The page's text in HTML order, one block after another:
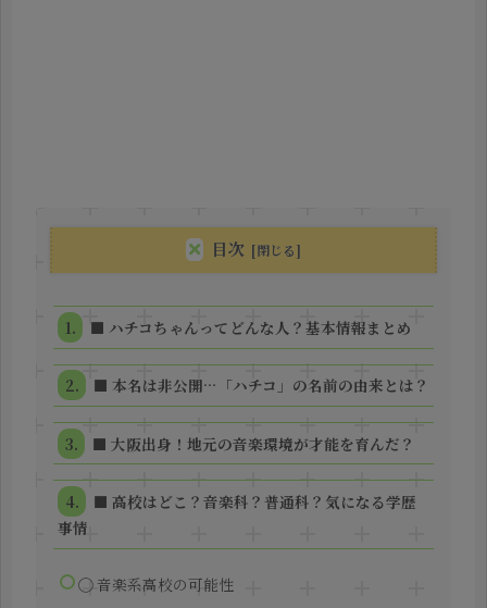
目次
■ ハチコちゃんってどんな人？基本情報まとめ
■ 本名は非公開…「ハチコ」の名前の由来とは？
■ 大阪出身！地元の音楽環境が才能を育んだ？
■ 高校はどこ？音楽科？普通科？気になる学歴
事情
◯ 音楽系高校の可能性